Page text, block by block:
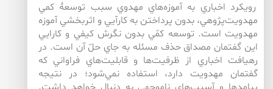
رويكرد اخباري به آموزه‌هاي مهدوي سبب توسعۀ كمي
مهدويت‌پژوهي، بدون پرداختن به كارآيي و اثربخشي آموزه
مهدويت است. توسعه كمّي بدون نگرش كيفي و كارايي
اين گفتمان مصداق حذف مسئله به جاي حلّ آن است. در
رهيافت اخباري از ظرفيت‌ها و قابليت‌هاي فراواني كه
گفتمان مهدويت دارد، استفاده نمي‌شود؛ در نتيجه